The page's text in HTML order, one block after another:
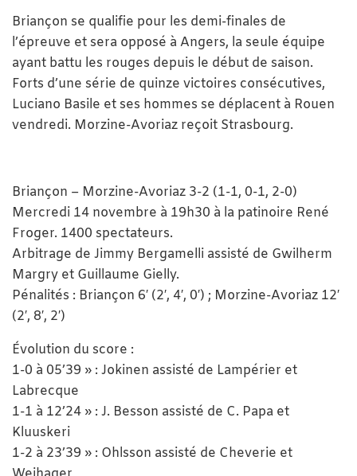
Briançon se qualifie pour les demi-finales de
l’épreuve et sera opposé à Angers, la seule équipe
ayant battu les rouges depuis le début de saison.
Forts d’une série de quinze victoires consécutives,
Luciano Basile et ses hommes se déplacent à Rouen
vendredi. Morzine-Avoriaz reçoit Strasbourg.
Briançon – Morzine-Avoriaz 3-2 (1-1, 0-1, 2-0)
Mercredi 14 novembre à 19h30 à la patinoire René
Froger. 1400 spectateurs.
Arbitrage de Jimmy Bergamelli assisté de Gwilherm
Margry et Guillaume Gielly.
Pénalités : Briançon 6′ (2′, 4′, 0′) ; Morzine-Avoriaz 12′
(2′, 8′, 2′)
Évolution du score :
1-0 à 05’39 » : Jokinen assisté de Lampérier et
Labrecque
1-1 à 12’24 » : J. Besson assisté de C. Papa et
Kluuskeri
1-2 à 23’39 » : Ohlsson assisté de Cheverie et